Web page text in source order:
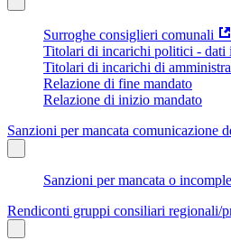
Surroghe consiglieri comunali
Titolari di incarichi politici - dati
Titolari di incarichi di
Relazione di fine mandato
Relazione di inizio mandato
Sanzioni per mancata comunicazione
Sanzioni per mancata o
Rendiconti gruppi consiliari regionali/